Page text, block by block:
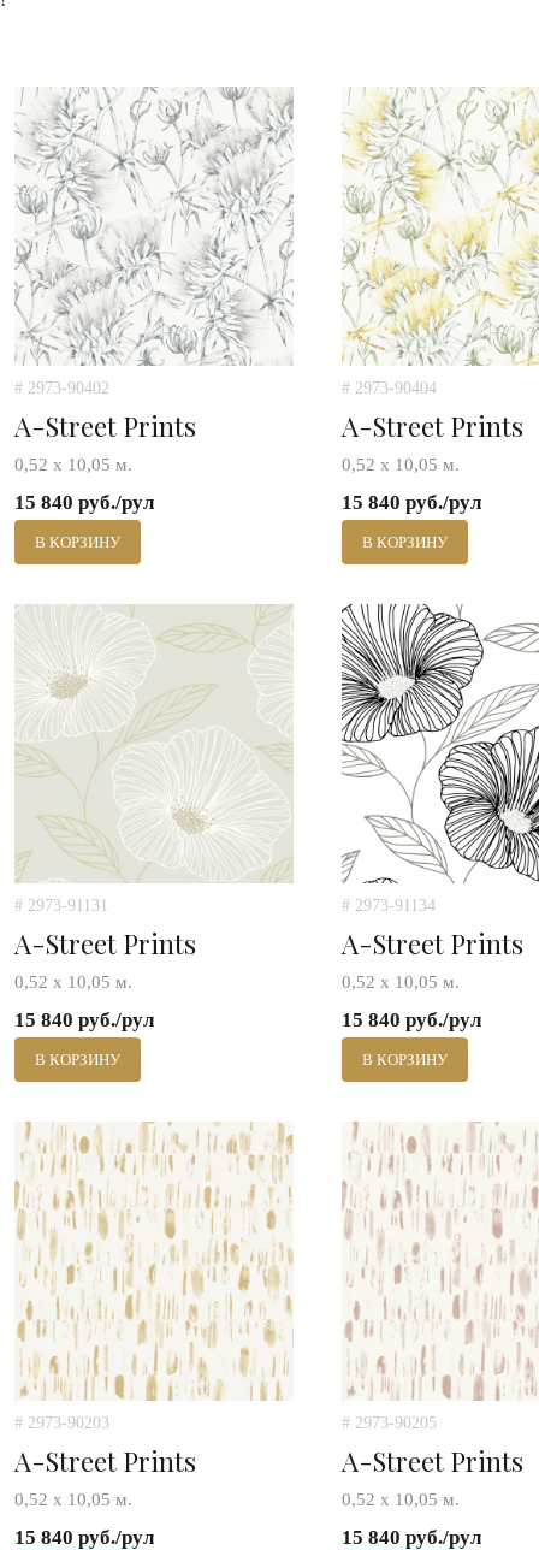
# 2973-90402
A-Street Prints
0,52 х 10,05 м.
15 840 руб./рул
В КОРЗИНУ
# 2973-90404
A-Street Prints
0,52 х 10,05 м.
15 840 руб./рул
В КОРЗИНУ
# 2973-91131
A-Street Prints
0,52 х 10,05 м.
15 840 руб./рул
В КОРЗИНУ
# 2973-91134
A-Street Prints
0,52 х 10,05 м.
15 840 руб./рул
В КОРЗИНУ
# 2973-90203
A-Street Prints
0,52 х 10,05 м.
15 840 руб./рул
# 2973-90205
A-Street Prints
0,52 х 10,05 м.
15 840 руб./рул